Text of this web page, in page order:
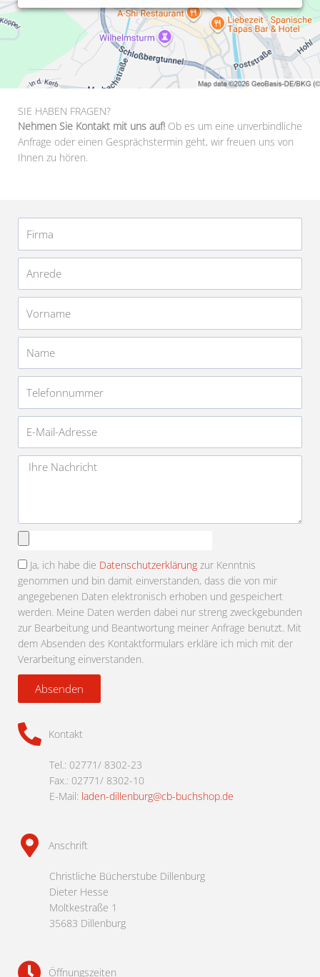
SIE HABEN FRAGEN?
Nehmen Sie Kontakt mit uns auf! Ob es um eine unverbindliche
Anfrage oder einen Gesprächstermin geht, wir freuen uns von
Ihnen zu hören.
Mail-
Adresse
Nachricht
Ja, ich habe die Datenschutzerklärung zur Kenntnis
genommen und bin damit einverstanden, dass die von mir
angegebenen Daten elektronisch erhoben und gespeichert
werden. Meine Daten werden dabei nur streng zweckgebunden
zur Bearbeitung und Beantwortung meiner Anfrage benutzt. Mit
dem Absenden des Kontaktformulars erkläre ich mich mit der
Verarbeitung einverstanden.
Absenden
Kontakt
Tel.: 02771/ 8302-23
Fax.: 02771/ 8302-10
E-Mail: laden-dillenburg@cb-buchshop.de
Anschrift
Christliche Bücherstube Dillenburg
Dieter Hesse
Moltkestraße 1
35683 Dillenburg
Öffnungszeiten